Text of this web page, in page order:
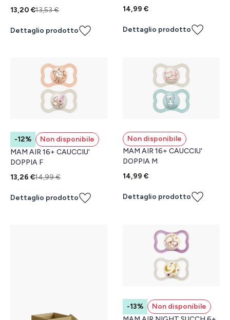
13,20 €13,53 €
Dettaglio prodotto
14,99 €
Dettaglio prodotto
-12%
Non disponibile
MAM AIR 16+ CAUCCIU'
DOPPIA F
13,26 €14,99 €
Dettaglio prodotto
Non disponibile
MAM AIR 16+ CAUCCIU'
DOPPIA M
14,99 €
Dettaglio prodotto
-13%
Non disponibile